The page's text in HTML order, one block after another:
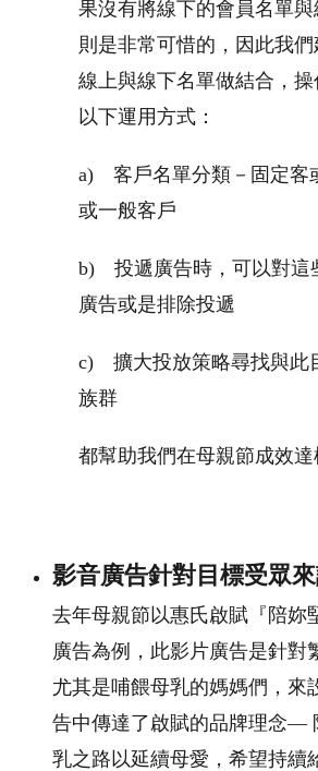
果沒有將線下的會員名單與
則是非常可惜的，因此我
線上與線下名單做結合，
以下運用方式：
a) 客戶名單分類－固定客
或一般客戶
b) 投遞廣告時，可以對這
廣告或是排除投遞
c) 擴大投放策略尋找與此
族群
都幫助我們在母親節成效達
影音廣告針對目標受眾
去年母親節以惠氏啟賦『陪妳
廣告為例，此影片廣告是針對
尤其是哺餵母乳的媽媽們，來
告中傳達了啟賦的品牌理念—
乳之路以延續母愛，希望持續